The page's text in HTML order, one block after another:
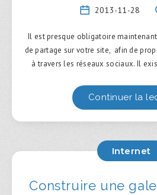
2013-11-28
Il est presque obligatoire
de partage sur votre site, afin de
à travers les réseaux sociaux. Il
Continuer la
Internet
Construire une